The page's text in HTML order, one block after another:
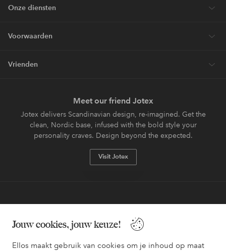
Jouw cookies, jouw keuze!
Ellos maakt gebruik van cookies om je inhoud op maat
Onze diensten
Voorwaarden
Vrienden
Meet our friend Jotex
Jotex delivers Scandinavian design, re-imagined. Get the
clean, Nordic base, infused with the bold style your
personality craves. Design beyond the expected.
Visit Jotex
Wil je meer weten over
onze betaalopties